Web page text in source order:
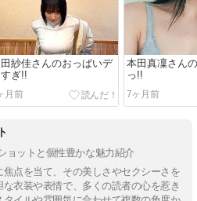
田紗佳さんのおっぱいデ
ぎ!!
月前
本田真凜さん
っ!!
7ヶ月前
ョットと個性豊かな魅力紹介
点を当て、その美しさやセクシーさを
衣装や表情で、多くの読者の心を惹き